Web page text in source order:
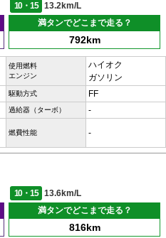
10・15
13.2km/L
満タンでどこまで走る？
792km
使用燃料
エンジン
ハイオク
ガソリン
駆動方式 FF
過給器（ターボ） -
燃費性能 -
10・15
13.6km/L
満タンでどこまで走る？
816km